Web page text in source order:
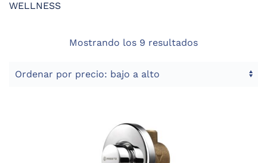
WELLNESS
Mostrando los 9 resultadosOrdenado